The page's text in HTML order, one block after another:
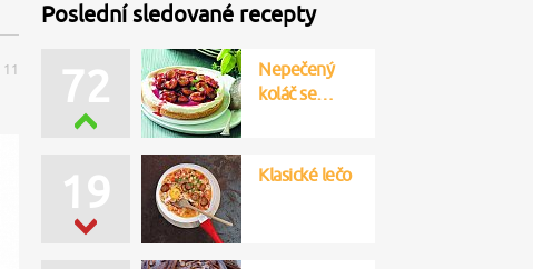
11
Poslední sledované recepty
72
Nepečený
koláč se…
19 Klasické lečo